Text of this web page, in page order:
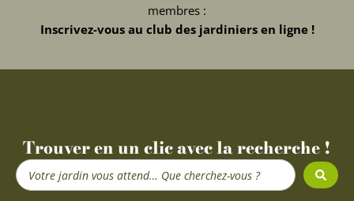
membres :
Inscrivez-vous au club des jardiniers en ligne !
Trouver en un clic avec la recherche !
Search
...